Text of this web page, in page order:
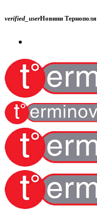
verified_userНовини Тернополя